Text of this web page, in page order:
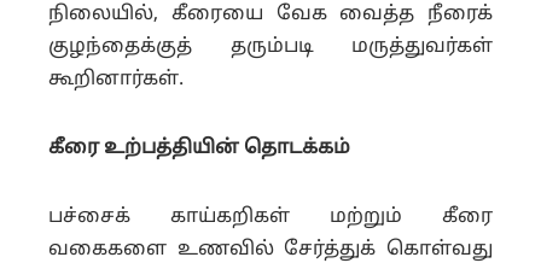
நிலையில், கீரையை வேக வைத்த நீரைக்
குழந்தைக்குத் தரும்படி மருத்துவர்கள்
கூறினார்கள்.
கீரை உற்பத்தியின் தொடக்கம்
பச்சைக் காய்கறிகள் மற்றும் கீரை
வகைகளை உணவில் சேர்த்துக் கொள்வது